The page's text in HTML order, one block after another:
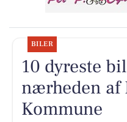
BILER
10 dyreste
nærheden af
Kommune